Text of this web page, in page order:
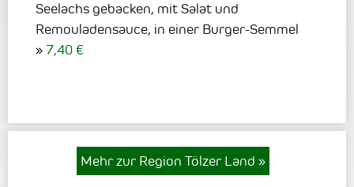
Seelachs gebacken, mit Salat und
Remouladensauce, in einer Burger-Semmel
7,40 €
Mehr zur Region Tölzer Land »